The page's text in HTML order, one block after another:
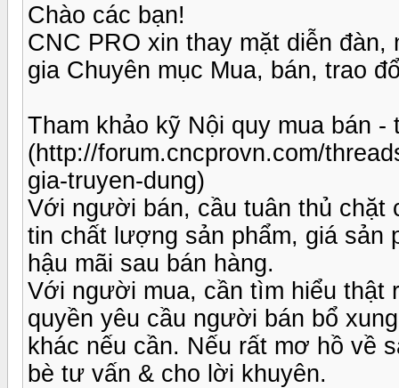
Chào các bạn!
CNC PRO xin thay mặt diễn
gia Chuyên mục Mua, bán, trao
Tham khảo kỹ Nội quy mua bán
(http://forum.cncprovn.com/
gia-truyen-dung)
Với người bán, cầu tuân thủ chặt
tin chất lượng sản phẩm, giá sản
hậu mãi sau bán hàng.
Với người mua, cần tìm hiểu thật
quyền yêu cầu người bán bổ
khác nếu cần. Nếu rất mơ hồ về
bè tư vấn & cho lời khuyên.